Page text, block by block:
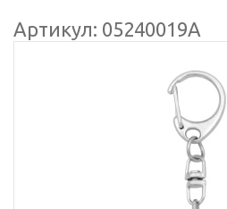
Артикул: 05240019А